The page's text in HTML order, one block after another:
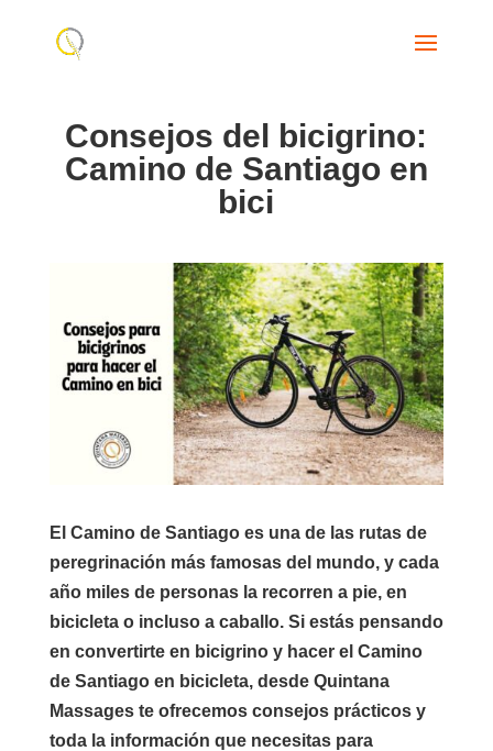
Consejos del bicigrino:
Camino de Santiago en
bici
El Camino de Santiago es una de las rutas de
peregrinación más famosas del mundo, y cada
año miles de personas la recorren a pie, en
bicicleta o incluso a caballo. Si estás pensando
en convertirte en bicigrino y hacer el Camino
de Santiago en bicicleta, desde Quintana
Massages te ofrecemos consejos prácticos y
toda la información que necesitas para